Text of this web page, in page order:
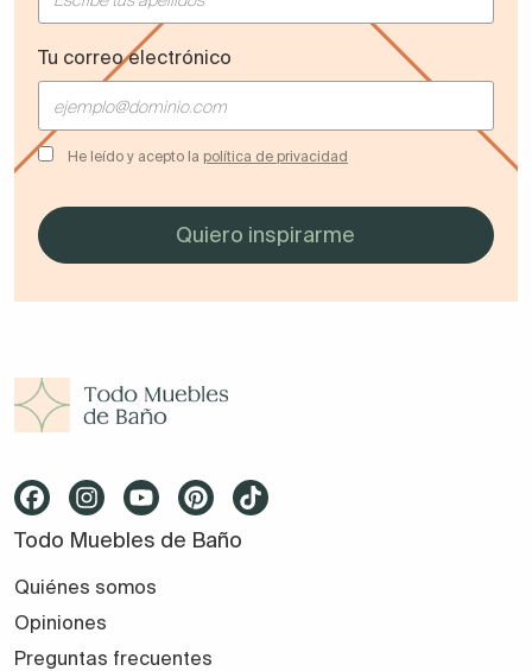
Tu correo electrónico
He leído y acepto la política de privacidad
Todo Muebles de Baño
Quiénes somos
Opiniones
Preguntas frecuentes